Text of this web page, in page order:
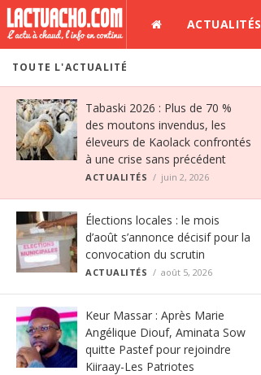
ACTUALITÉS
TOUTE L'ACTUALITÉ
Tabaski 2026 : Plus de 70 %
des moutons invendus, les
éleveurs de Kaolack confrontés
à une crise sans précédent
ACTUALITÉS juin 2, 2026
Élections locales : le mois
d’août s’annonce décisif pour la
convocation du scrutin
ACTUALITÉS août 5, 2026
Keur Massar : Après Marie
Angélique Diouf, Aminata Sow
quitte Pastef pour rejoindre
Kiiraay-Les Patriotes